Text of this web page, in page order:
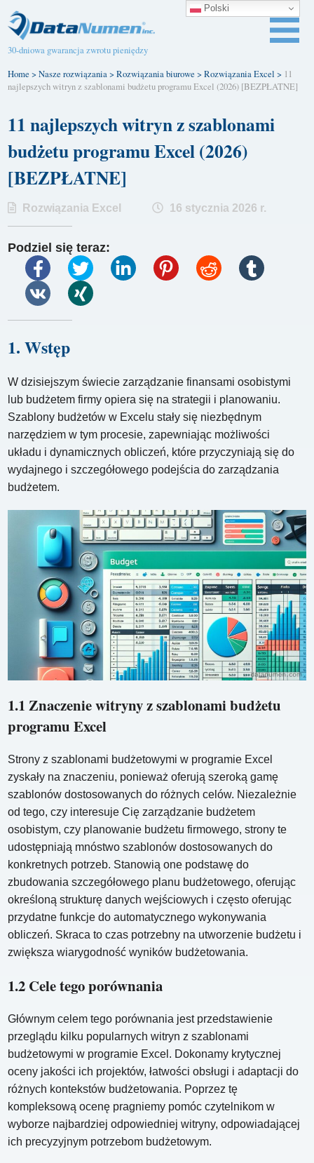
30-dniowa gwarancja zwrotu pieniędzy
Home >Nasze rozwiązania>Rozwiązania biurowe >Rozwiązania Excel > 11
najlepszych witryn z szablonami budżetu programu Excel (2026) [BEZPŁATNE]
11 najlepszych witryn z szablonami
budżetu programu Excel (2026)
[BEZPŁATNE]
Rozwiązania Excel 16 stycznia 2026 r.
Podziel się teraz:
1. Wstęp
W dzisiejszym świecie zarządzanie finansami osobistymi
lub budżetem firmy opiera się na strategii i planowaniu.
Szablony budżetów w Excelu stały się niezbędnym
narzędziem w tym procesie, zapewniając możliwości
układu i dynamicznych obliczeń, które przyczyniają się do
wydajnego i szczegółowego podejścia do zarządzania
budżetem.
1.1 Znaczenie witryny z szablonami budżetu
programu Excel
Strony z szablonami budżetowymi w programie Excel
zyskały na znaczeniu, ponieważ oferują szeroką gamę
szablonów dostosowanych do różnych celów. Niezależnie
od tego, czy interesuje Cię zarządzanie budżetem
osobistym, czy planowanie budżetu firmowego, strony te
udostępniają mnóstwo szablonów dostosowanych do
konkretnych potrzeb. Stanowią one podstawę do
zbudowania szczegółowego planu budżetowego, oferując
określoną strukturę danych wejściowych i często oferując
przydatne funkcje do automatycznego wykonywania
obliczeń. Skraca to czas potrzebny na utworzenie budżetu i
zwiększa wiarygodność wyników budżetowania.
1.2 Cele tego porównania
Głównym celem tego porównania jest przedstawienie
przeglądu kilku popularnych witryn z szablonami
budżetowymi w programie Excel. Dokonamy krytycznej
oceny jakości ich projektów, łatwości obsługi i adaptacji do
różnych kontekstów budżetowania. Poprzez tę
kompleksową ocenę pragniemy pomóc czytelnikom w
wyborze najbardziej odpowiedniej witryny, odpowiadającej
ich precyzyjnym potrzebom budżetowym.
Polski